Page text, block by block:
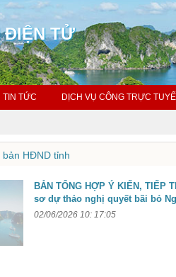
ĐIỆN TỬ
TIN TỨC DỊCH VỤ CÔNG TRỰC
bản HĐND tỉnh
BẢN TỔNG HỢP Ý KIẾN, TIẾP
sơ dự thảo nghị quyết bãi bỏ
02/06/2026 10: 17:05